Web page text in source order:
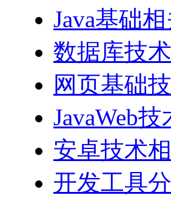
Java基础
数据库技
网页基础
JavaWeb
安卓技术
开发工具